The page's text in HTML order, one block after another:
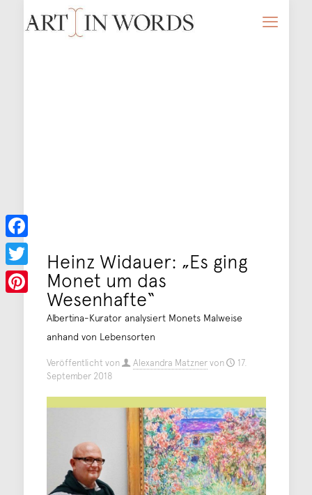
Heinz Widauer: „Es ging
Monet um das
Wesenhafte“
Albertina-Kurator analysiert Monets Malweise
anhand von Lebensorten
Veröffentlicht von Alexandra Matznervon
17.
September 2018
Facebook
Twitter